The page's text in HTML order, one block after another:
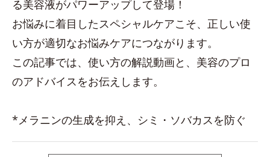
る美容液がパワーアップして登場！
お悩みに着目したスペシャルケアこそ、正しい使
い方が適切なお悩みケアにつながります。
この記事では、使い方の解説動画と、美容のプロ
のアドバイスをお伝えします。
*メラニンの生成を抑え、シミ・ソバカスを防ぐ